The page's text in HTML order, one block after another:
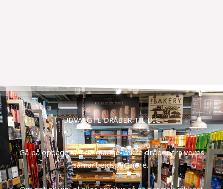
UDVALGTE DRÅBER TIL DIG
Gå på opdagelse i de mange lækre dråber fra vores
samarbejdspartnere.